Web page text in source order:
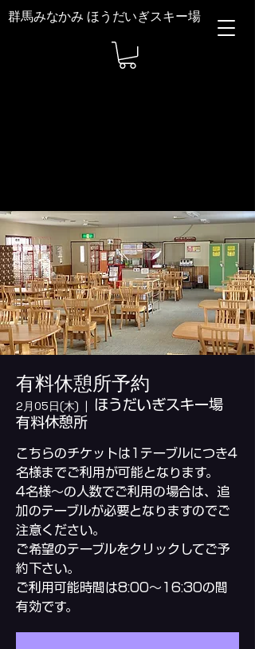
群馬みなかみ ほうだいぎスキー場
有料休憩所予約
2月05日(木)
  |
ほうだいぎスキー場
有料休憩所
こちらのチケットは1テーブルにつき4
名様までご利用が可能となります。
4名様～の人数でご利用の場合は、追
加のテーブルが必要となりますのでご
注意ください。
ご希望のテーブルをクリックしてご予
約下さい。
ご利用可能時間は8:00～16:30の間